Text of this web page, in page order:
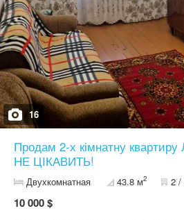
16
Продам 2-х кімнатну
НЕ ЦІКАВИТЬ!
Двухкомнатная 43.8 м2 2 /
10 000 $